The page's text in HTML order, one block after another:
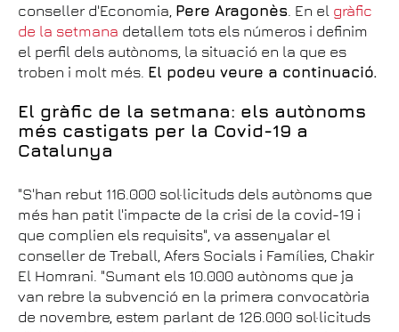
conseller d'Economia, Pere Aragonès. En el gràfic
de la setmana detallem tots els números i definim
el perfil dels autònoms, la situació en la que es
troben i molt més. El podeu veure a continuació.
El gràfic de la setmana: els autònoms
més castigats per la Covid-19 a
Catalunya
"S'han rebut 116.000 sol·licituds dels autònoms que
més han patit l'impacte de la crisi de la covid-19 i
que complien els requisits", va assenyalar el
conseller de Treball, Afers Socials i Famílies, Chakir
El Homrani. "Sumant els 10.000 autònoms que ja
van rebre la subvenció en la primera convocatòria
de novembre, estem parlant de 126.000 sol·licituds